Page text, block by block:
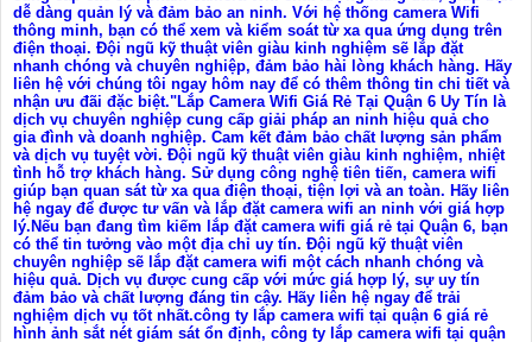
dễ dàng quản lý và đảm bảo an ninh. Với hệ thống camera Wifi
thông minh, bạn có thể xem và kiểm soát từ xa qua ứng dụng trên
điện thoại. Đội ngũ kỹ thuật viên giàu kinh nghiệm sẽ lắp đặt
nhanh chóng và chuyên nghiệp, đảm bảo hài lòng khách hàng. Hãy
liên hệ với chúng tôi ngay hôm nay để có thêm thông tin chi tiết và
nhận ưu đãi đặc biệt."Lắp Camera Wifi Giá Rẻ Tại Quận 6 Uy Tín là
dịch vụ chuyên nghiệp cung cấp giải pháp an ninh hiệu quả cho
gia đình và doanh nghiệp. Cam kết đảm bảo chất lượng sản phẩm
và dịch vụ tuyệt vời. Đội ngũ kỹ thuật viên giàu kinh nghiệm, nhiệt
tình hỗ trợ khách hàng. Sử dụng công nghệ tiên tiến, camera wifi
giúp bạn quan sát từ xa qua điện thoại, tiện lợi và an toàn. Hãy liên
hệ ngay để được tư vấn và lắp đặt camera wifi an ninh với giá hợp
lý.Nếu bạn đang tìm kiếm lắp đặt camera wifi giá rẻ tại Quận 6, bạn
có thể tin tưởng vào một địa chỉ uy tín. Đội ngũ kỹ thuật viên
chuyên nghiệp sẽ lắp đặt camera wifi một cách nhanh chóng và
hiệu quả. Dịch vụ được cung cấp với mức giá hợp lý, sự uy tín
đảm bảo và chất lượng đáng tin cậy. Hãy liên hệ ngay để trải
nghiệm dịch vụ tốt nhất.công ty lắp camera wifi tại quận 6 giá rẻ
hình ảnh sắt nét giám sát ổn định, công ty lắp camera wifi tại quận